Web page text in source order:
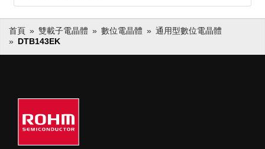
首頁 雙載子電晶體 數位電晶體
通用型數位電晶體
DTB143EK